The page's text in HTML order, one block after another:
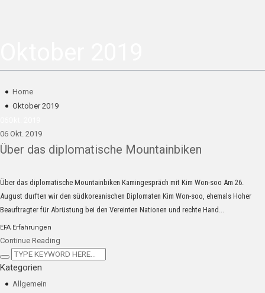
Home
Oktober 2019
06 Okt. 2019
Über das diplomatische Mountainbiken
Über das diplomatische Mountainbiken Kamingespräch mit Kim Won-soo Am 26.
August durften wir den südkoreanischen Diplomaten Kim Won-soo, ehemals Hoher
Beauftragter für Abrüstung bei den Vereinten Nationen und rechte Hand...
EFA Erfahrungen
Continue Reading
Kategorien
Allgemein